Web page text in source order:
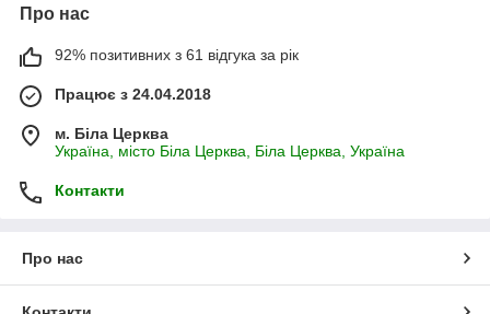
Про нас
92% позитивних з 61 відгука за рік
Працює з 24.04.2018
м. Біла Церква
Україна, місто Біла Церква, Біла Церква, Україна
Контакти
Про нас